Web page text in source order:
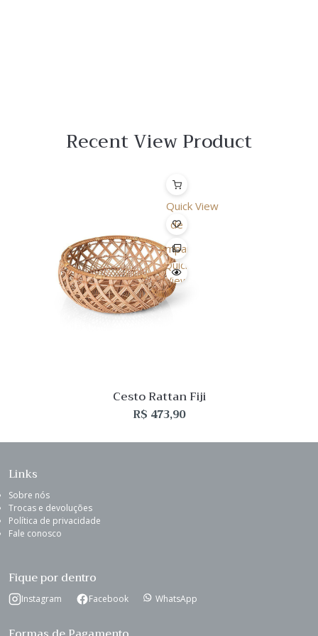
Recent View Product
Quick View
Lista
de
Desejo
Comparar
Quick
View
Cesto Rattan Fiji
R$ 473,90
Links
Sobre nós
Trocas e devoluções
Política de privacidade
Fale conosco
Fique por dentro
Instagram Facebook WhatsApp